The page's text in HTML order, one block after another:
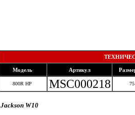
Модель Артикул
800R HP MSC000218
Jackson W10